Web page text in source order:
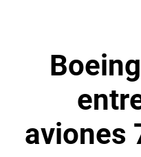
aviones